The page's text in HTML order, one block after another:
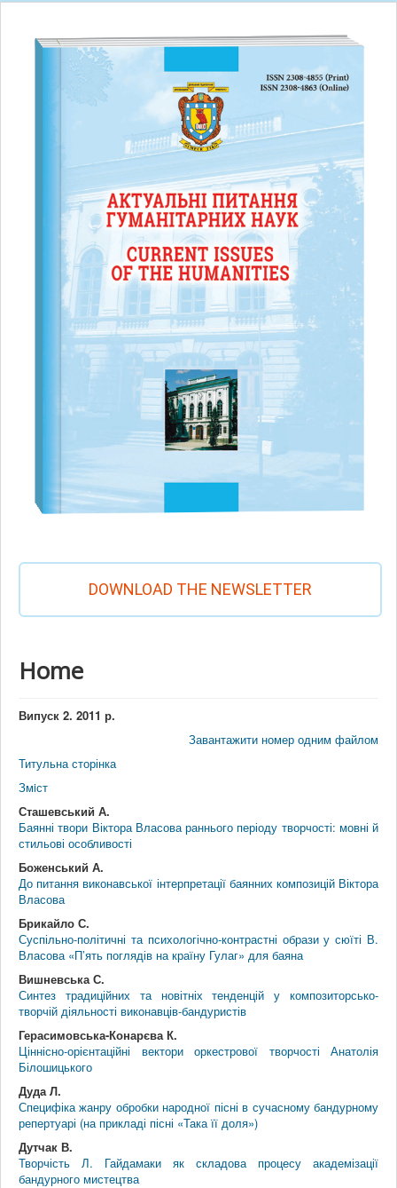
DOWNLOAD THE NEWSLETTER
Home
Випуск 2. 2011 р.
Завантажити номер одним файлом
Титульна сторінка
Змiст
Сташевський А.
Баянні твори Віктора Власова раннього періоду творчості: мовні й
стильові особливості
Боженський А.
До питання виконавської інтерпретації баянних композицій Віктора
Власова
Брикайло С.
Суспільно-політичні та психологічно-контрастні образи у сюїті В.
Власова «П’ять поглядів на країну Гулаг» для баяна
Вишневська С.
Синтез традиційних та новітніх тенденцій у композиторсько-
творчій діяльності виконавців-бандуристів
Герасимовська-Конарєва К.
Ціннісно-орієнтаційні вектори оркестрової творчості Анатолія
Білошицького
Дуда Л.
Специфіка жанру обробки народної пісні в сучасному бандурному
репертуарі (на прикладі пісні «Така її доля»)
Дутчак В.
Творчість Л. Гайдамаки як складова процесу академізації
бандурного мистецтва